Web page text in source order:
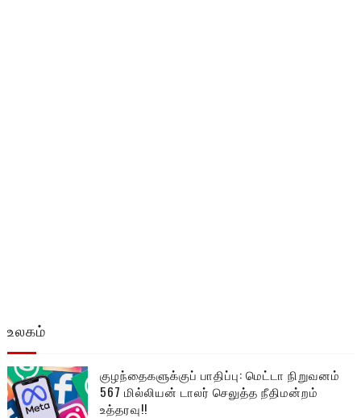
உலகம்
குழந்தைகளுக்குப் பாதிப்பு: மெட்டா நிறுவனம்
567 மில்லியன் டாலர் செலுத்த நீதிமன்றம்
உத்தரவு!!